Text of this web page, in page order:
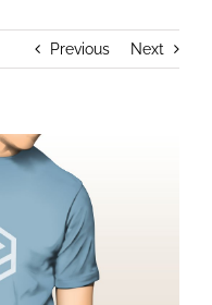
Previous Next